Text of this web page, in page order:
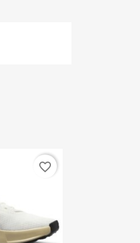
favorite_border